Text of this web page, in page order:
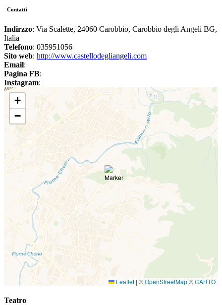
Contatti
Indirzzo: Via Scalette, 24060 Carobbio, Carobbio degli Angeli BG,
Italia
Telefono: 035951056
Sito web: http://www.castellodegliangeli.com
Email:
Pagina FB:
Instagram:
+
−
Leaflet | ©OpenStreetMap©CARTO
Teatro